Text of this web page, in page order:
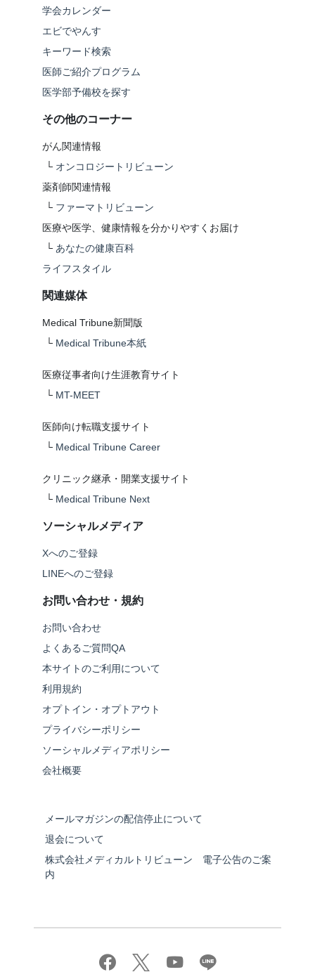
学会カレンダー
エビでやんす
キーワード検索
医師ご紹介プログラム
医学部予備校を探す
その他のコーナー
がん関連情報
└ オンコロジートリビューン
薬剤師関連情報
└ ファーマトリビューン
医療や医学、健康情報を分かりやすくお届け
└ あなたの健康百科
ライフスタイル
関連媒体
Medical Tribune新聞版
└ Medical Tribune本紙
医療従事者向け生涯教育サイト
└ MT-MEET
医師向け転職支援サイト
└ Medical Tribune Career
クリニック継承・開業支援サイト
└ Medical Tribune Next
ソーシャルメディア
Xへのご登録
LINEへのご登録
お問い合わせ・規約
お問い合わせ
よくあるご質問QA
本サイトのご利用について
利用規約
オプトイン・オプトアウト
プライバシーポリシー
ソーシャルメディアポリシー
会社概要
メールマガジンの配信停止について
退会について
株式会社メディカルトリビューン 電子公告のご案
内